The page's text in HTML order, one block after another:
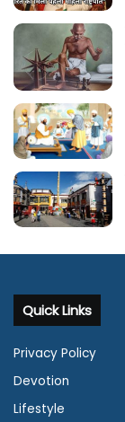
Quick Links
Privacy Policy
Devotion
Lifestyle